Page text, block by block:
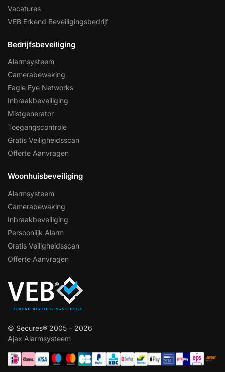
Vacatures
VEB Erkend Beveiligingsbedrijf
Bedrijfsbeveiliging
Alarmsysteem
Camerabewaking
Eagle Eye Networks
Inbraakbeveiliging
Mistgenerator
Toegangscontrole
Gratis Veiligheidsscan
Offerte Aanvragen
Woonhuisbeveiliging
Alarmsysteem
Camerabewaking
Inbraakbeveiliging
Persoonlijk Alarm
Gratis Veiligheidsscan
Offerte Aanvragen
© Secures® 2005 – 2026
Ajax Alarmsysteem